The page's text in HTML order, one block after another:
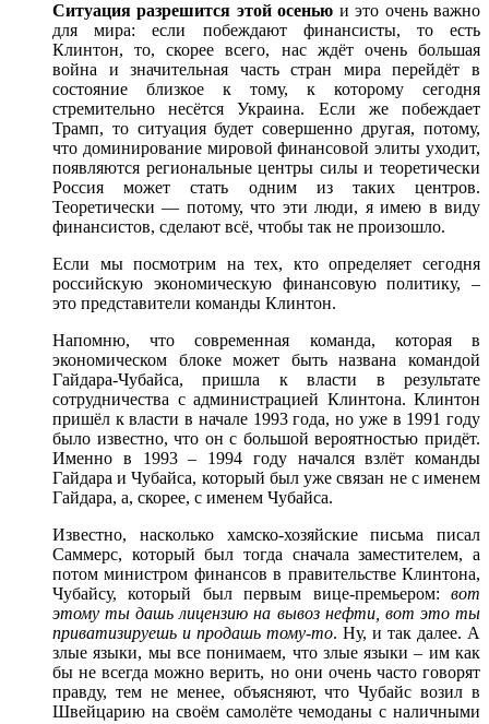
Ситуация разрешится этой осенью и это очень важно
для мира: если побеждают финансисты, то есть
Клинтон, то, скорее всего, нас ждёт очень большая
война и значительная часть стран мира перейдёт в
состояние близкое к тому, к которому сегодня
стремительно несётся Украина. Если же побеждает
Трамп, то ситуация будет совершенно другая, потому,
что доминирование мировой финансовой элиты уходит,
появляются региональные центры силы и теоретически
Россия может стать одним из таких центров.
Теоретически — потому, что эти люди, я имею в виду
финансистов, сделают всё, чтобы так не произошло.
Если мы посмотрим на тех, кто определяет сегодня
российскую экономическую финансовую политику, ‒
это представители команды Клинтон.
Напомню, что современная команда, которая в
экономическом блоке может быть названа командой
Гайдара-Чубайса, пришла к власти в результате
сотрудничества с администрацией Клинтона. Клинтон
пришëл к власти в начале 1993 года, но уже в 1991 году
было известно, что он с большой вероятностью придëт.
Именно в 1993 ‒ 1994 году начался взлëт команды
Гайдара и Чубайса, который был уже связан не с именем
Гайдара, а, скорее, с именем Чубайса.
Известно, насколько хамско-хозяйские письма писал
Саммерс, который был тогда сначала заместителем, а
потом министром финансов в правительстве Клинтона,
Чубайсу, который был первым вице-премьером: вот
этому ты дашь лицензию на вывоз нефти, вот это ты
приватизируешь и продашь тому-то. Ну, и так далее. А
злые языки, мы все понимаем, что злые языки – им как
бы не всегда можно верить, но они очень часто говорят
правду, тем не менее, объясняют, что Чубайс возил в
Швейцарию на своëм самолёте чемоданы с наличными